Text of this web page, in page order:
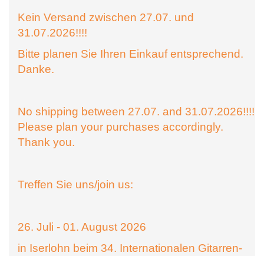
Kein Versand zwischen 27.07. und
31.07.2026!!!!
Bitte planen Sie Ihren Einkauf entsprechend.
Danke.
No shipping between 27.07. and 31.07.2026!!!!
Please plan your purchases accordingly.
Thank you.
Treffen Sie uns/join us:
26. Juli - 01. August 2026
in Iserlohn beim 34. Internationalen Gitarren-